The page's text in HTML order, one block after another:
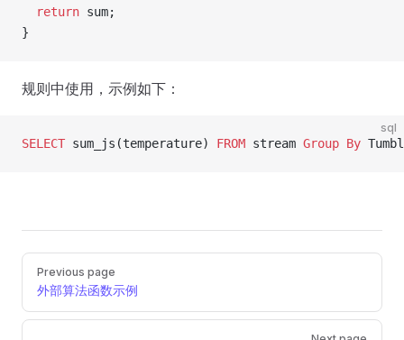
  return
sum;
}
规则中使用，示例如下：
sql
SELECT sum_js(temperature) FROM stream Group By
Pager
Previous page
外部算法函数示例